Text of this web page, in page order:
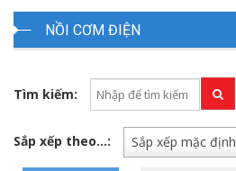
NỒI CƠM ĐIỆN
Tìm kiếm:
Sắp xếp theo...: Sắp xếp mặc định